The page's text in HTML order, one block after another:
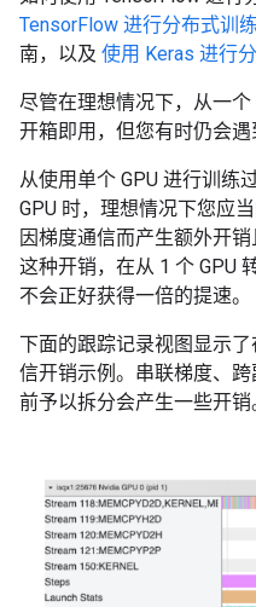
TensorFlow 进行分布式训练
南，以及 使用 Keras 进行
尽管在理想情况下，从一个
开箱即用，但您有时仍会遇
从使用单个 GPU 进行训练
GPU 时，理想情况下您应
因梯度通信而产生额外开
这种开销，在从 1 个 GPU
不会正好获得一倍的提速。
下面的跟踪记录视图显示
信开销示例。串联梯度、
前予以拆分会产生一些开销